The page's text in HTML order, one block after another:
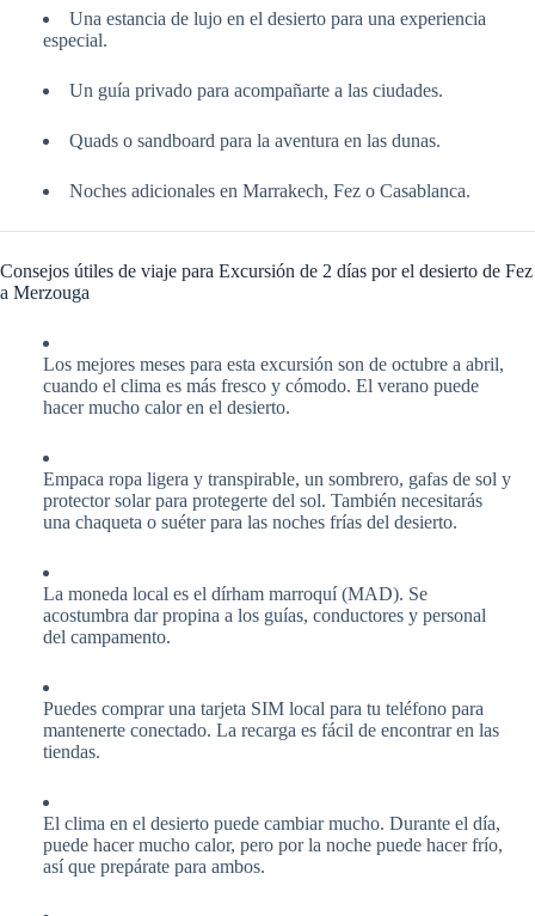
Una estancia de lujo en el desierto para una experiencia
especial.
Un guía privado para acompañarte a las ciudades.
Quads o sandboard para la aventura en las dunas.
Noches adicionales en Marrakech, Fez o Casablanca.
Consejos útiles de viaje para Excursión de 2 días por el desierto de Fez
a Merzouga
Los mejores meses para esta excursión son de octubre a abril,
cuando el clima es más fresco y cómodo. El verano puede
hacer mucho calor en el desierto.
Empaca ropa ligera y transpirable, un sombrero, gafas de sol y
protector solar para protegerte del sol. También necesitarás
una chaqueta o suéter para las noches frías del desierto.
La moneda local es el dírham marroquí (MAD). Se
acostumbra dar propina a los guías, conductores y personal
del campamento.
Puedes comprar una tarjeta SIM local para tu teléfono para
mantenerte conectado. La recarga es fácil de encontrar en las
tiendas.
El clima en el desierto puede cambiar mucho. Durante el día,
puede hacer mucho calor, pero por la noche puede hacer frío,
así que prepárate para ambos.